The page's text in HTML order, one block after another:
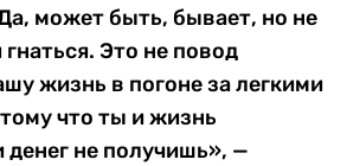
может быть, бывает, но не
Это не повод
жизнь в погоне за легкими
что ты и жизнь
денег не получишь», —